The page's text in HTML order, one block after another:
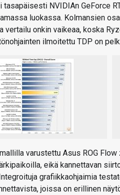
NVIDIAn GeForce
luokassa. Kolmansien
onkin vaikeaa, koska
ilmoitettu TDP on
varustettu Asus ROG
eikä kannettavan
grafiikkaohjaimia
joissa on erillinen